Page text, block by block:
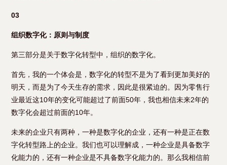
03
组织数字化：原则与制度
第三部分是关于数字化转型中，组织的数字化。
首先，我的一个体会是，数字化的转型不是为了看到更加美好的
明天，而是为了今天生存的需求，因此是很紧迫的。因为零售行
业最近这10年的变化可能超过了前面50年，我也相信未来2年的
数字化会超过前面的10年。
未来的企业只有两种，一种是数字化的企业，还有一种是正在数
字化转型路上的企业。我们也可以理解成，一种企业是具备数字
化能力的，还有一种企业是不具备数字化能力的。那么我相信前